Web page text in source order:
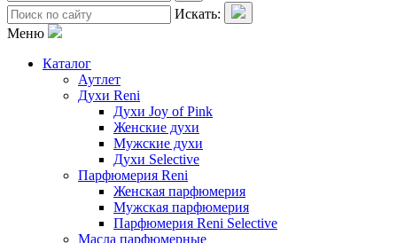
Искать:
Меню
Каталог
Аутлет
Духи Reni
Духи Joy of Pink
Женские духи
Мужские духи
Духи Selective
Парфюмерия Reni
Женская парфюмерия
Мужская парфюмерия
Парфюмерия Reni Selective
Масла парфюмерные